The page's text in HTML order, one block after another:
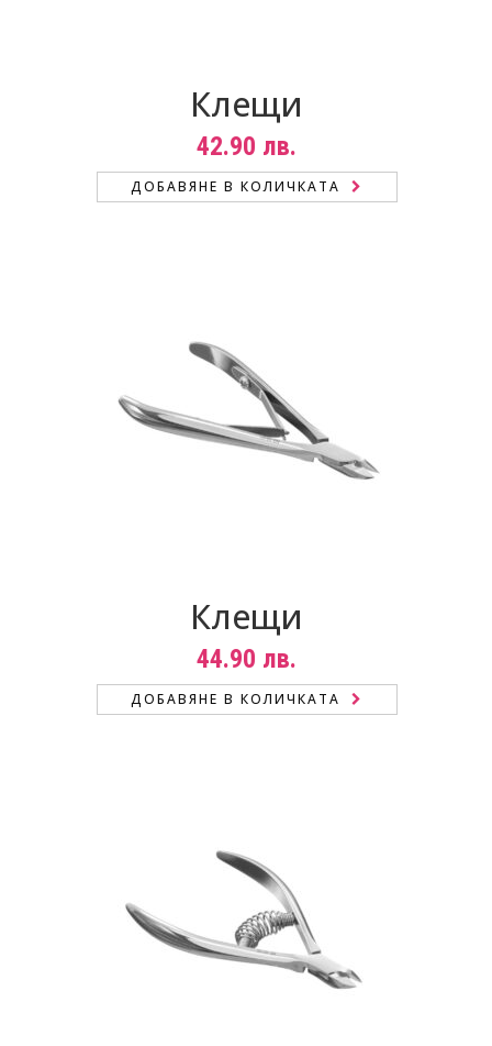
Клещи
42.90 лв.
ДОБАВЯНЕ В КОЛИЧКАТА
Клещи
44.90 лв.
ДОБАВЯНЕ В КОЛИЧКАТА